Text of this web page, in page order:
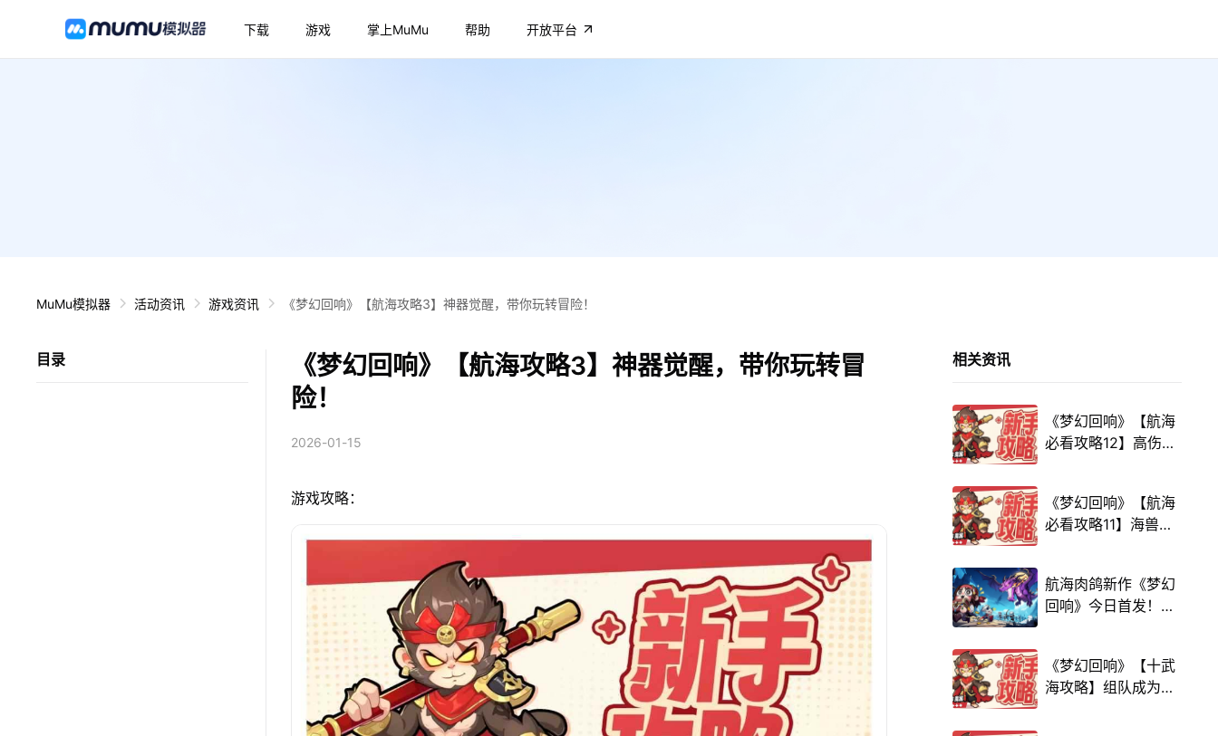
下载 游戏 掌上MuMu 帮助 开放平台
MuMu模拟器 活动资讯 游戏资讯 《梦幻回响》【航海攻略3】神器觉醒，带你玩转冒险！
目录
《梦幻回响》【航海攻略3】神器觉醒，带你玩转冒
险！
2026-01-15
游戏攻略：
相关资讯
《梦幻回响》【航海
必看攻略12】高伤害
《梦幻回响》【航海
必看攻略11】海兽技
航海肉鸽新作《梦幻
回响》今日首发！风
《梦幻回响》【十武
海攻略】组队成为新